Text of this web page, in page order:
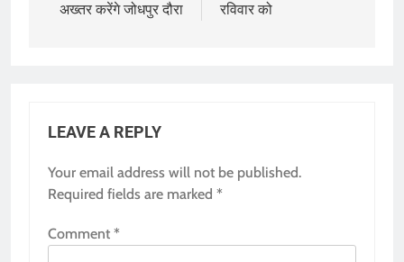
अख्तर करेंगे जोधपुर दौरा
रविवार को
LEAVE A REPLY
Your email address will not be published.
Required fields are marked *
Comment *